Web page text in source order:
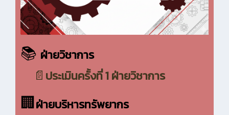
📚 ฝ่ายวิชาการ
📄 ประเมินครั้งที่ 1ฝ่ายวิชาการ
🏢ฝ่ายบริหารทรัพยากร